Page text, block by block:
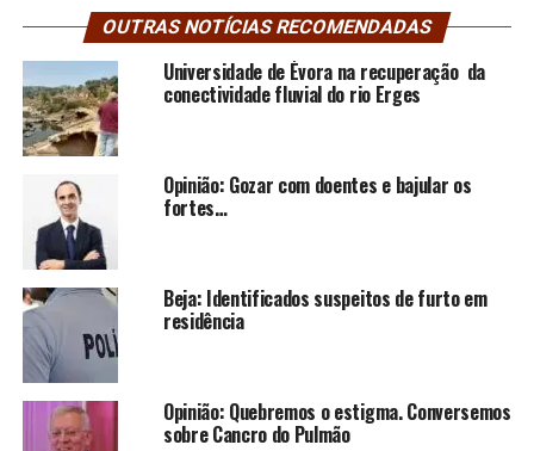
OUTRAS NOTÍCIAS RECOMENDADAS
Universidade de Évora na recuperação da
conectividade fluvial do rio Erges
Opinião: Gozar com doentes e bajular os
fortes…
Beja: Identificados suspeitos de furto em
residência
Opinião: Quebremos o estigma. Conversemos
sobre Cancro do Pulmão